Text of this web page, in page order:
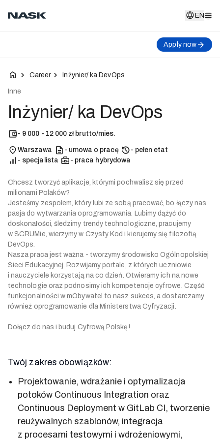
EN
Apply now
Career Inżynier/ ka DevOps
Inne
Inżynier/ ka DevOps
- 9 000 - 12 000 zł brutto/mies.
Warszawa - umowa o pracę
- pełen etat
- specjalista
- praca hybrydowa
Chcesz tworzyć aplikacje, którymi pochwalisz się przed
milionami Polaków?
Jesteśmy zespołem, który lubi ze sobą pracować, bo łączy nas
pasja do wytwarzania oprogramowania. Lubimy dążyć do
doskonałości, śledzimy trendy technologiczne, pracujemy
w SCRUMie, wierzymy w Czysty Kod i kierujemy się filozofią
DevOps.
Nasza praca jest ważna - tworzymy środowisko Ogólnopolskiej
Sieci Edukacyjnej. Rozwijamy portale, z których uczniowie
i nauczyciele korzystają na co dzień. Otwieramy ich na nowe
technologie oraz podnosimy ich kompetencje cyfrowe. Część
funkcjonalności w mObywatel to nasz sukces, a dostarczamy
również oprogramowanie dla Ministerstwa Cyfryzacji.
Dołącz do nas i buduj Cyfrową Polskę!
Twój zakres obowiązków:
Projektowanie, wdrażanie i optymalizacja
potoków Continuous Integration oraz
Continuous Deployment w GitLab CI, tworzenie
reużywalnych szablonów, integracja
z procesami testowymi i wdrożeniowymi,